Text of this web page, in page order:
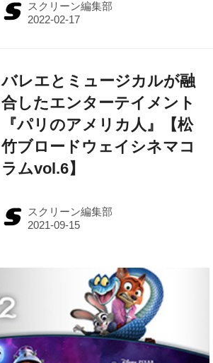
スクリーン編集部
バレエとミュージカルが融
合したエンターテイメント
『パリのアメリカ人』【松
竹ブロードウェイシネマコ
ラムvol.6】
スクリーン編集部